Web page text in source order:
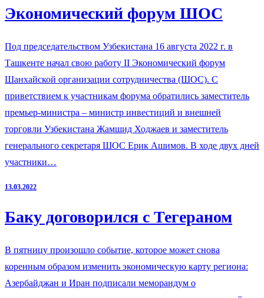
Экономический форум ШОС
Под председательством Узбекистана 16 августа 2022 г. в
Ташкенте начал свою работу II Экономический форум
Шанхайской организации сотрудничества (ШОС). С
приветствием к участникам форума обратились заместитель
премьер-министра – министр инвестиций и внешней
торговли Узбекистана Жамшид Ходжаев и заместитель
генерального секретаря ШОС Ерик Ашимов. В ходе двух дней
участники…
13.03.2022
Баку договорился с Тегераном
В пятницу произошло событие, которое может снова
коренным образом изменить экономическую карту региона:
Азербайджан и Иран подписали меморандум о